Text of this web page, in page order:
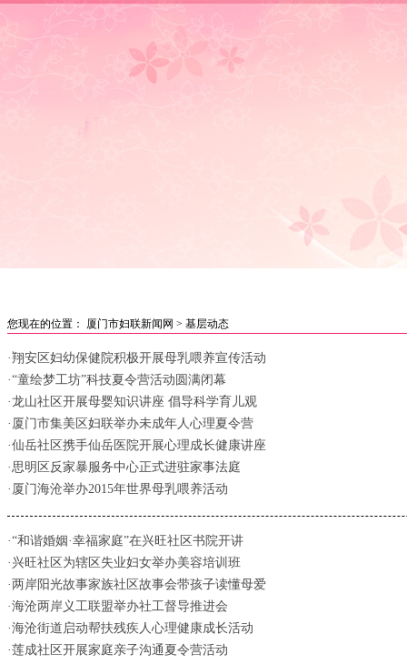
您现在的位置： 厦门市妇联新闻网 > 基层动态
·翔安区妇幼保健院积极开展母乳喂养宣传活动
·“童绘梦工坊”科技夏令营活动圆满闭幕
·龙山社区开展母婴知识讲座 倡导科学育儿观
·厦门市集美区妇联举办未成年人心理夏令营
·仙岳社区携手仙岳医院开展心理成长健康讲座
·思明区反家暴服务中心正式进驻家事法庭
·厦门海沧举办2015年世界母乳喂养活动
·“和谐婚姻·幸福家庭”在兴旺社区书院开讲
·兴旺社区为辖区失业妇女举办美容培训班
·两岸阳光故事家族社区故事会带孩子读懂母爱
·海沧两岸义工联盟举办社工督导推进会
·海沧街道启动帮扶残疾人心理健康成长活动
·莲成社区开展家庭亲子沟通夏令营活动